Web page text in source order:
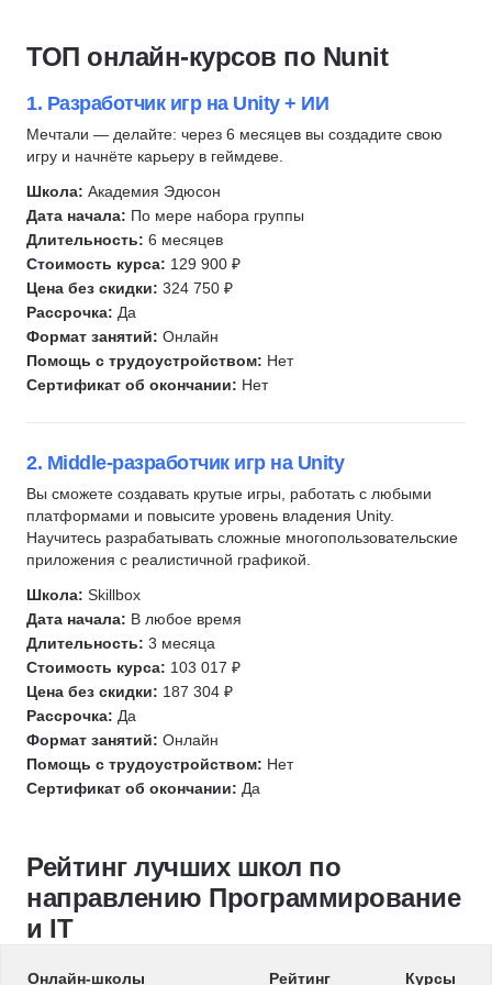
Разработка
Ruby
Робототехника
Вайб-кодинг
Нейронные сети
Swift
Kotlin
Разработка под Android
Разработка под iOS
Тестирование на проникновение
Тестирование мобильных приложений
Ручное тестирование
Автоматизация тестирования
Зерокодинг
Tilda
SQL
Git
Kubernetes
Linux
Bash
Системы контроля версий
Администрирование Linux
OSINT
Unreal Engine
Unity
Frontend-разработка
Верстка сайта
Администрирование Linux
Git
QA
Go (Golang)
Автоматизация тестирования
JavaScript
SQL
Linux
Bash
Информационная безопасность
Язык R
Java
Подготовка к собеседованию
Fullstack-разработка
PHP
Разработка игр
HTML/CSS
Backend-разработка
Frontend-разработка
JavaScript
Fullstack-разработка
C#
C/C++
Веб-разработка
QA
Kotlin
Swift
Разработка мобильных приложений
Инженер по автоматизации тестирования
1С разработка
Django
SQL
DevOps
Системное администрирование
Ручное тестирование
Разработка игр
Unity
Unreal Engine
ТОП онлайн-курсов по Nunit
1. Разработчик игр на Unity + ИИ
Мечтали — делайте: через 6 месяцев вы создадите свою
игру и начнёте карьеру в геймдеве.
Школа: Академия Эдюсон
Дата начала: По мере набора группы
Длительность: 6 месяцев
Стоимость курса: 129 900 ₽
Цена без скидки: 324 750 ₽
Рассрочка: Да
Формат занятий: Онлайн
Помощь с трудоустройством: Нет
Сертификат об окончании: Нет
2. Middle-разработчик игр на Unity
Вы сможете создавать крутые игры, работать с любыми
платформами и повысите уровень владения Unity.
Научитесь разрабатывать сложные многопользовательские
приложения с реалистичной графикой.
Школа: Skillbox
Дата начала: В любое время
Длительность: 3 месяца
Стоимость курса: 103 017 ₽
Цена без скидки: 187 304 ₽
Рассрочка: Да
Формат занятий: Онлайн
Помощь с трудоустройством: Нет
Сертификат об окончании: Да
Рейтинг лучших школ по
направлению Программирование
и IT
Онлайн-школы Рейтинг Курсы